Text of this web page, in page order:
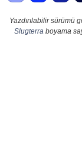
Yazdırılabilir sürümü
Slugterra boyama